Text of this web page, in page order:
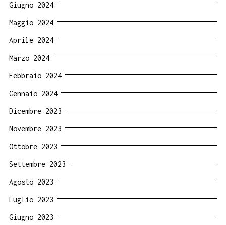
Giugno 2024
Maggio 2024
Aprile 2024
Marzo 2024
Febbraio 2024
Gennaio 2024
Dicembre 2023
Novembre 2023
Ottobre 2023
Settembre 2023
Agosto 2023
Luglio 2023
Giugno 2023